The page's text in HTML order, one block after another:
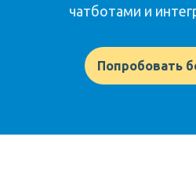
чатботами и
Попробовать